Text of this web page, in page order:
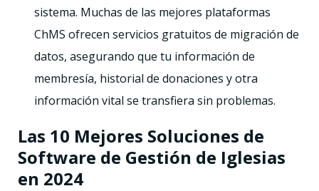
sistema. Muchas de las mejores plataformas
ChMS ofrecen servicios gratuitos de migración de
datos, asegurando que tu información de
membresía, historial de donaciones y otra
información vital se transfiera sin problemas.
Las 10 Mejores Soluciones de
Software de Gestión de Iglesias
en 2024